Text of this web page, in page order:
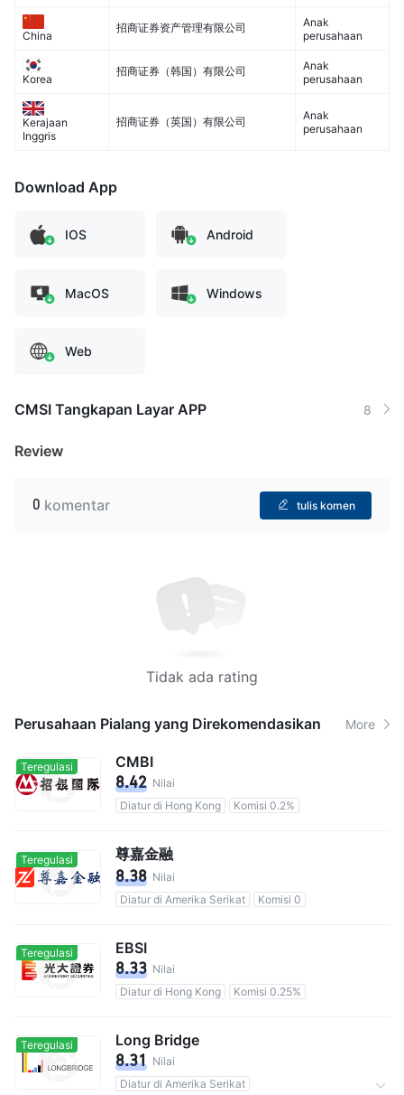
China
招商证券资产管理有限公司
Anak
perusahaan
Korea
招商证券（韩国）有限公司
Anak
perusahaan
Kerajaan
Inggris
招商证券（英国）有限公司
Anak
perusahaan
Download App
IOS Android
MacOS Windows
Web
CMSI Tangkapan Layar APP 8
Review
0 komentar tulis komen
Tidak ada rating
Perusahaan Pialang yang Direkomendasikan More
Teregulasi CMBI
8.42 Nilai
Diatur di Hong Kong
Komisi 0.2%
Teregulasi 尊嘉金融
8.38 Nilai
Diatur di Amerika Serikat
Komisi 0
Teregulasi EBSI
8.33 Nilai
Diatur di Hong Kong
Komisi 0.25%
Teregulasi Long Bridge
8.31 Nilai
Diatur di Amerika Serikat